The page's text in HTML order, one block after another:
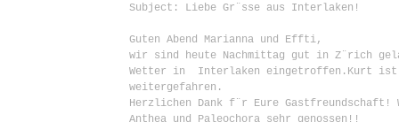
        Subject: Liebe Gr¨sse aus Interlaken!
        Guten Abend Marianna und Effti,
wir sind heute Nachmittag gut in Z¨rich
Wetter in  Interlaken eingetroffen.Kurt
        weitergefahren.
Herzlichen Dank f¨r Eure Gastfreundschaft!
        Anthea und Paleochora sehr genossen!!